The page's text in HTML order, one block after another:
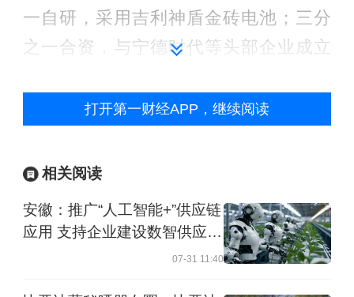
一自研，采用吉利神盾金砖电池；三分
之一合资，与宁德时代等头部企业成立
提供。这种模式既保证了吉利在技术快
零部件保持了一定的自主性。
同样的逻辑也应用于吉利汽车的智驾领
域。淦家阅明确表示，英伟达、华为都
打开第一财经APP，继续阅读
相关阅读
安徽：推广“人工智能+”供应链
应用 支持企业建设数智供应链
07-31 11:40